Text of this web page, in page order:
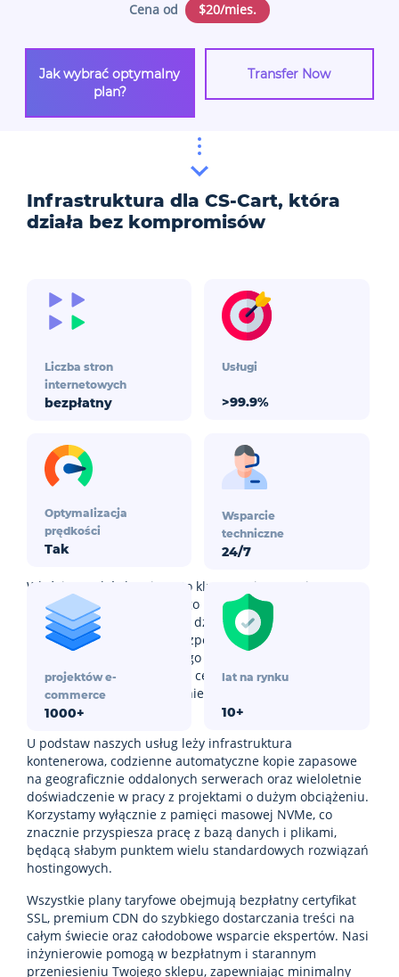
Cena od $20/mies.
Jak wybrać optymalny
plan?
Transfer Now
Infrastruktura dla CS-Cart, która
działa bez kompromisów
Właściwy wybór hostingu to kluczowa inwestycja w
sukces sklepu internetowego na CS-Cart. Powolne
ładowanie stron, przerwy w działaniu czy luki w
zabezpieczeniach mogą bezpośrednio wpływać na
konwersję i dochody. Dlatego stworzyliśmy platformę, w
której każdy element ma na celu zapewnienie
maksymalnej wydajności i niezawodności dla e-
commerce.
U podstaw naszych usług leży infrastruktura
kontenerowa, codzienne automatyczne kopie zapasowe
na geograficznie oddalonych serwerach oraz wieloletnie
doświadczenie w pracy z projektami o dużym obciążeniu.
Korzystamy wyłącznie z pamięci masowej NVMe, co
znacznie przyspiesza pracę z bazą danych i plikami,
będącą słabym punktem wielu standardowych rozwiązań
hostingowych.
Wszystkie plany taryfowe obejmują bezpłatny certyfikat
SSL, premium CDN do szybkiego dostarczania treści na
całym świecie oraz całodobowe wsparcie ekspertów. Nasi
inżynierowie pomogą w bezpłatnym i starannym
przeniesieniu Twojego sklepu, zapewniając minimalny
Liczba stron
internetowych
bezpłatny
Usługi
>99.9%
Optymalizacja
prędkości
Tak
Wsparcie
techniczne
24/7
projektów e-
commerce
1000+
lat na rynku
10+